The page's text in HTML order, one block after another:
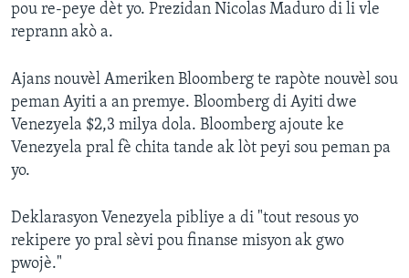
pou re-peye dèt yo. Prezidan Nicolas Maduro di li vle
reprann akò a.
Ajans nouvèl Ameriken Bloomberg te rapòte nouvèl sou
peman Ayiti a an premye. Bloomberg di Ayiti dwe
Venezyela $2,3 milya dola. Bloomberg ajoute ke
Venezyela pral fè chita tande ak lòt peyi sou peman pa
yo.
Deklarasyon Venezyela pibliye a di "tout resous yo
rekipere yo pral sèvi pou finanse misyon ak gwo
pwojè."